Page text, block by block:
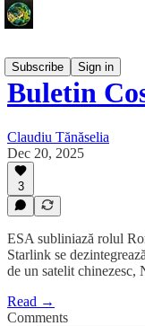
Subscribe
Sign in
Buletin
Claudiu Tănăselia
Dec 20, 2025
3
ESA subliniază rolul
Starlink se
de un satelit
Read →
Comments